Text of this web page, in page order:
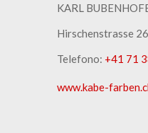
KARL
Hirschenstrasse
Telefono: +41 71
www.kabe-